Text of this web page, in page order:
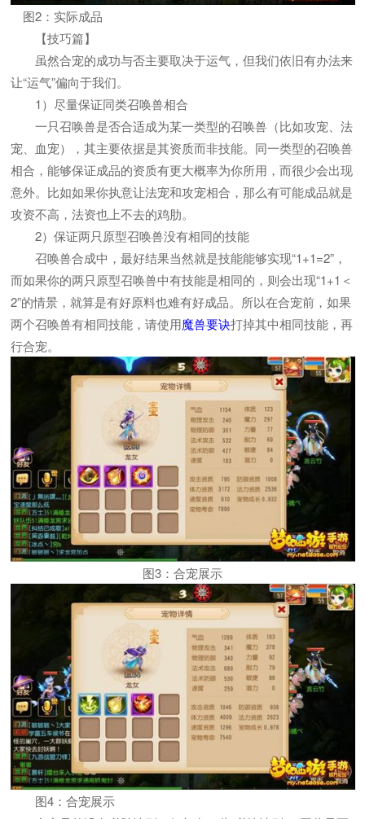
图2：实际成品
【技巧篇】
虽然合宠的成功与否主要取决于运气，但我们依旧有办法来
让“运气”偏向于我们。
1）尽量保证同类召唤兽相合
一只召唤兽是否合适成为某一类型的召唤兽（比如攻宠、法
宠、血宠），其主要依据是其资质而非技能。同一类型的召唤兽
相合，能够保证成品的资质有更大概率为你所用，而很少会出现
意外。比如如果你执意让法宠和攻宠相合，那么有可能成品就是
攻资不高，法资也上不去的鸡肋。
2）保证两只原型召唤兽没有相同的技能
召唤兽合成中，最好结果当然就是技能能够实现“1+1=2”，
而如果你的两只原型召唤兽中有技能是相同的，则会出现“1+1＜
2”的情景，就算是有好原料也难有好成品。所以在合宠前，如果
两个召唤兽有相同技能，请使用魔兽要诀打掉其中相同技能，再
行合宠。
图3：合宠展示
图4：合宠展示